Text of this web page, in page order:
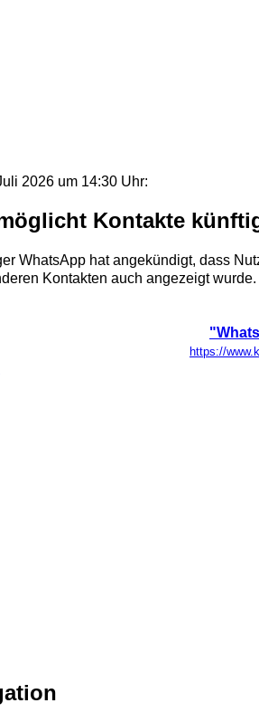
2026 um 14:30 Uhr:
Kontakte
WhatsApp hat angekündigt, dass
Kontakten auch angezeigt
https://